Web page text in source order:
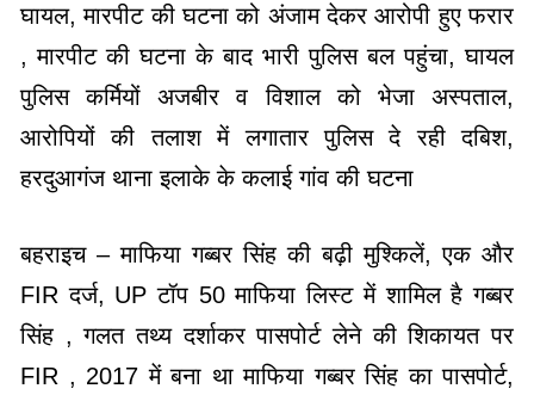
घायल, मारपीट की घटना को अंजाम देकर आरोपी हुए फरार
, मारपीट की घटना के बाद भारी पुलिस बल पहुंचा, घायल
पुलिस कर्मियों अजबीर व विशाल को भेजा अस्पताल,
आरोपियों की तलाश में लगातार पुलिस दे रही दबिश,
हरदुआगंज थाना इलाके के कलाई गांव की घटना
बहराइच – माफिया गब्बर सिंह की बढ़ी मुश्किलें, एक और
FIR दर्ज, UP टॉप 50 माफिया लिस्ट में शामिल है गब्बर
सिंह , गलत तथ्य दर्शाकर पासपोर्ट लेने की शिकायत पर
FIR , 2017 में बना था माफिया गब्बर सिंह का पासपोर्ट,